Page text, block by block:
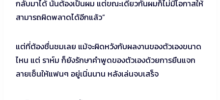
กลับมาได้ นั่นต้องเป็นผม แต่ขณะเดียวกันผมก็ไม่มีโอกาสให้
สามารถผิดพลาดได้อีกแล้ว”
แต่ที่ต้องชื่นชมเลย แม้จะผิดหวังกับผลงานของตัวเองขนาด
ไหน แต่ ราห์ม ก็ยังรักษาคำพูดของตัวเองด้วยการยืนแจก
ลายเซ็นให้แฟนๆ อยู่เนิ่นนาน หลังเล่นจบเสร็จ